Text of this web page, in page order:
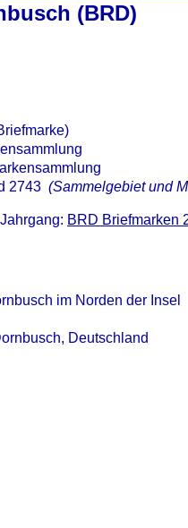
(BRD)
2743(Sammelgebiet und
BRD Briefmarken
im Norden der Insel
Deutschland